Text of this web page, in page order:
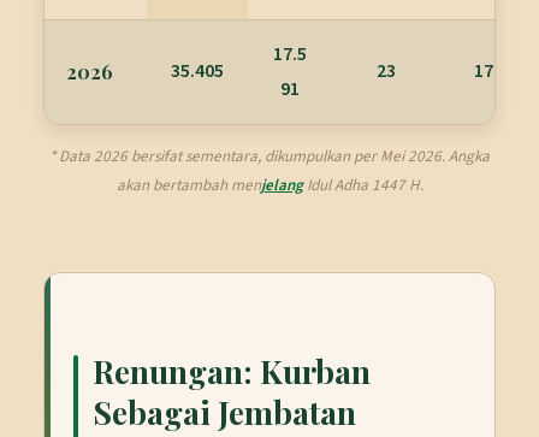
2026 35.405
17.5
91
23 17.591
* Data 2026 bersifat sementara, dikumpulkan per Mei 2026. Angka
akan bertambah menjelangIdul Adha 1447 H.
Renungan: Kurban
Sebagai Jembatan